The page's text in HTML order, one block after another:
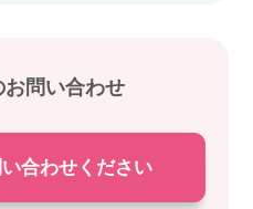
お問い合わせ
合わせください